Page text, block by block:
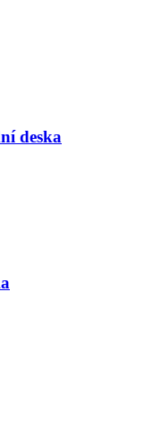
deska